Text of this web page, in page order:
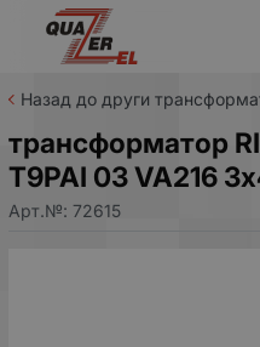
Назад до други
трансформатор
T9PAI 03 VA216
Арт.№: 72615